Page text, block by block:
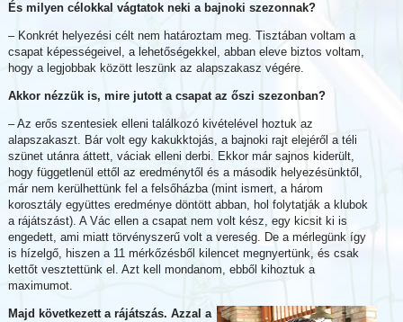
És milyen célokkal vágtatok neki a bajnoki szezonnak?
– Konkrét helyezési célt nem határoztam meg. Tisztában voltam a
csapat képességeivel, a lehetőségekkel, abban eleve biztos voltam,
hogy a legjobbak között leszünk az alapszakasz végére.
Akkor nézzük is, mire jutott a csapat az őszi szezonban?
– Az erős szentesiek elleni találkozó kivételével hoztuk az
alapszakaszt. Bár volt egy kakukktojás, a bajnoki rajt elejéről a téli
szünet utánra áttett, váciak elleni derbi. Ekkor már sajnos kiderült,
hogy függetlenül ettől az eredménytől és a második helyezésünktől,
már nem kerülhettünk fel a felsőházba (mint ismert, a három
korosztály együttes eredménye döntött abban, hol folytatják a klubok
a rájátszást). A Vác ellen a csapat nem volt kész, egy kicsit ki is
engedett, ami miatt törvényszerű volt a vereség. De a mérlegünk így
is hízelgő, hiszen a 11 mérkőzésből kilencet megnyertünk, és csak
kettőt vesztettünk el. Azt kell mondanom, ebből kihoztuk a
maximumot.
Majd következett a rájátszás. Azzal a